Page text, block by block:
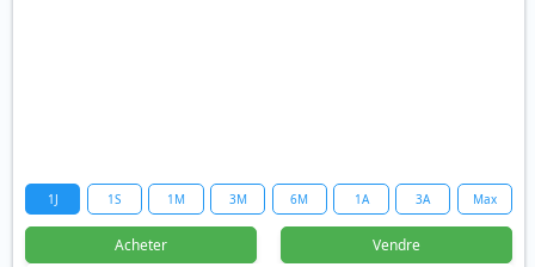
1J 1S 1M 3M 6M 1A 3A Max
Acheter Vendre